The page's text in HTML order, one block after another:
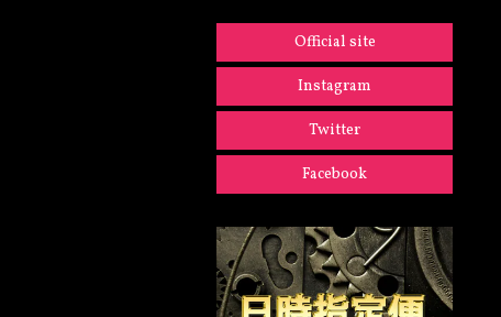
Official site
Instagram
Twitter
Facebook